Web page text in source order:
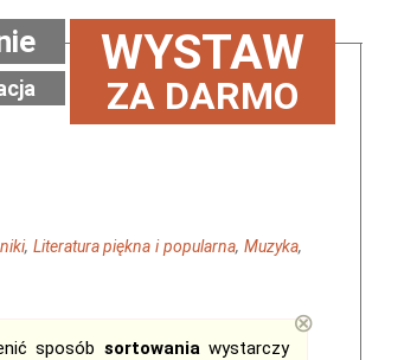
WYSTAW
ZA DARMO
, Literatura piękna i popularna,Muzyka,
sposób sortowaniawystarczy
⊗